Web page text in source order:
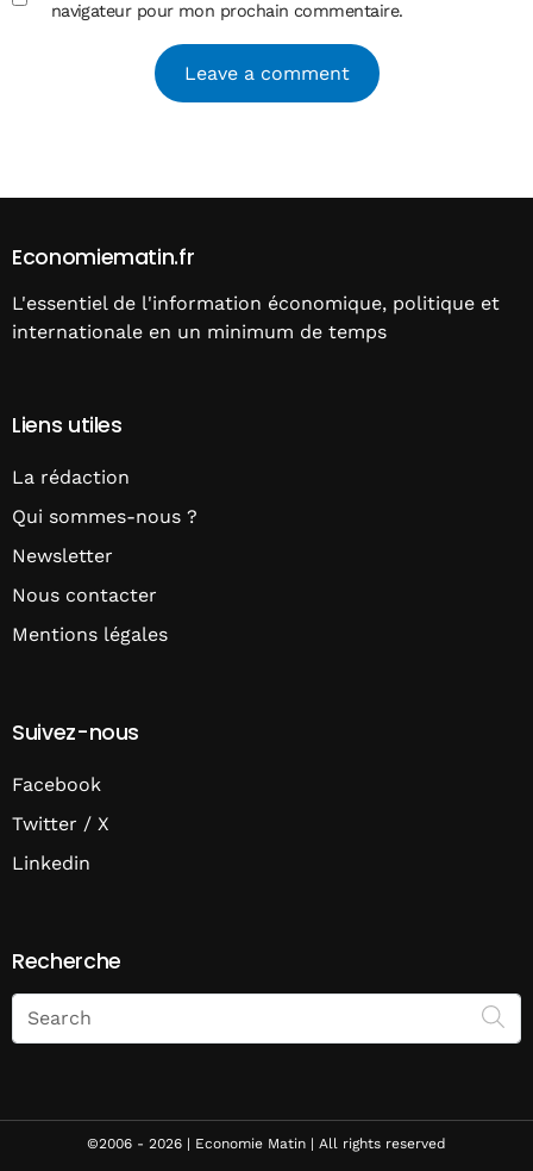
navigateur pour mon prochain commentaire.
Economiematin.fr
L'essentiel de l'information économique, politique et
internationale en un minimum de temps
Liens utiles
La rédaction
Qui sommes-nous ?
Newsletter
Nous contacter
Mentions légales
Suivez-nous
Facebook
Twitter / X
Linkedin
Recherche
Search
on
Economie
©2006 - 2026 | Economie Matin | All rights reserved